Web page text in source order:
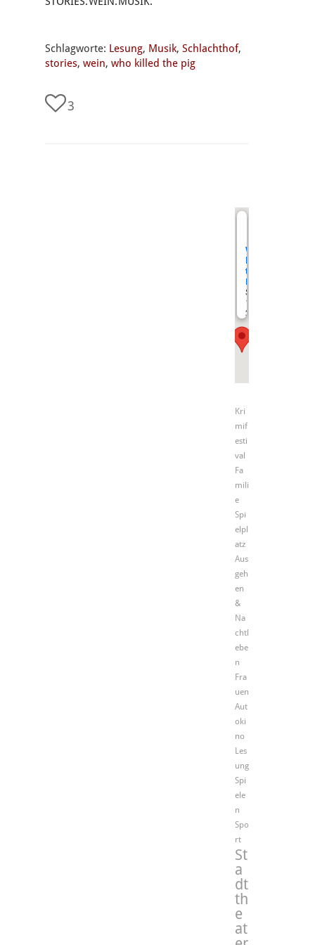
Schlagworte: Lesung, Musik, Schlachthof,
stories, wein, who killed the pig
3
Who
the
Pig
10
35398 Gießen
Kri
mif
esti
val
Fa
mili
e
Spi
elpl
atz
Aus
geh
en
&
Na
chtl
ebe
n
Fra
uen
Aut
oki
no
Les
ung
Spi
ele
n
Spo
rt
St
a
dt
th
e
at